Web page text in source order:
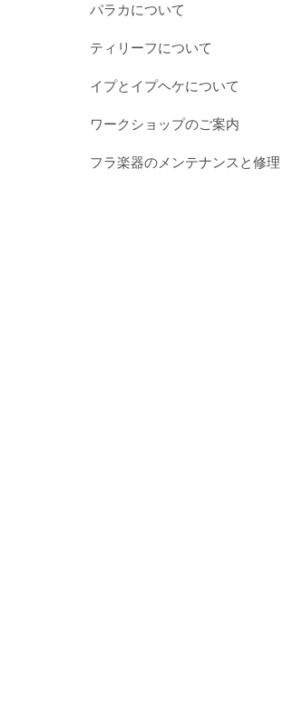
パラカについて
ティリーフについて
イプとイプヘケについて
ワークショップのご案内
フラ楽器のメンテナンスと修理